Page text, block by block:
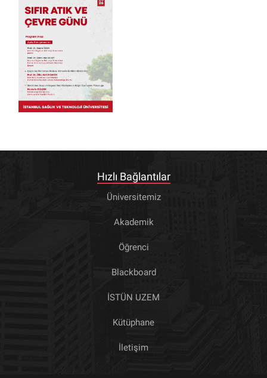
Hızlı Bağlantılar
Üniversitemiz
Akademik
Öğrenci
Blackboard
İSTÜN UZEM
Kütüphane
İletişim